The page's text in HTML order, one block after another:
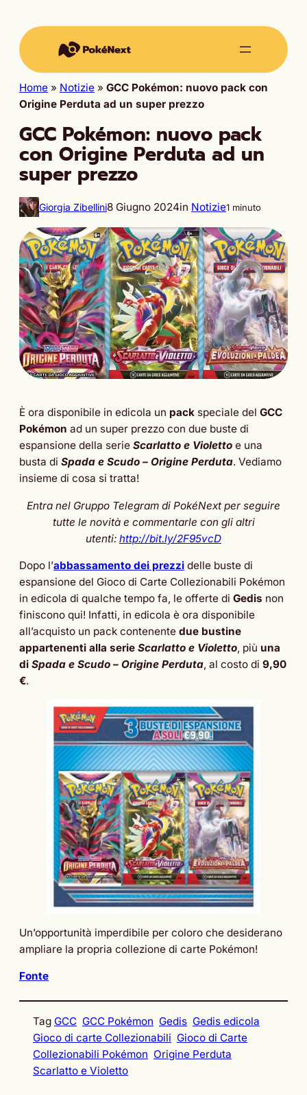
Home » Notizie » GCC Pokémon: nuovo pack con
Origine Perduta ad un super prezzo
GCC Pokémon: nuovo pack
con Origine Perduta ad un
super prezzo
Giorgia Zibellini8 Giugno 2024in Notizie1 minuto
È ora disponibile in edicola un pack speciale del GCC
Pokémon ad un super prezzo con due buste di
espansione della serie Scarlatto e Violetto e una
busta di Spada e Scudo – Origine Perduta. Vediamo
insieme di cosa si tratta!
Entra nel Gruppo Telegram di PokéNext per seguire
tutte le novità e commentarle con gli altri
utenti: http://bit.ly/2F95vcD
Dopo l’abbassamento dei prezzi delle buste di
espansione del Gioco di Carte Collezionabili Pokémon
in edicola di qualche tempo fa, le offerte di Gedis non
finiscono qui! Infatti, in edicola è ora disponibile
all’acquisto un pack contenente due bustine
appartenenti alla serie Scarlatto e Violetto, più una
di Spada e Scudo – Origine Perduta, al costo di 9,90
€.
Un’opportunità imperdibile per coloro che desiderano
ampliare la propria collezione di carte Pokémon!
Fonte
Tag GCC GCC Pokémon Gedis Gedis edicola
Gioco di carte Collezionabili Gioco di Carte
Collezionabili Pokémon Origine Perduta
Scarlatto e Violetto